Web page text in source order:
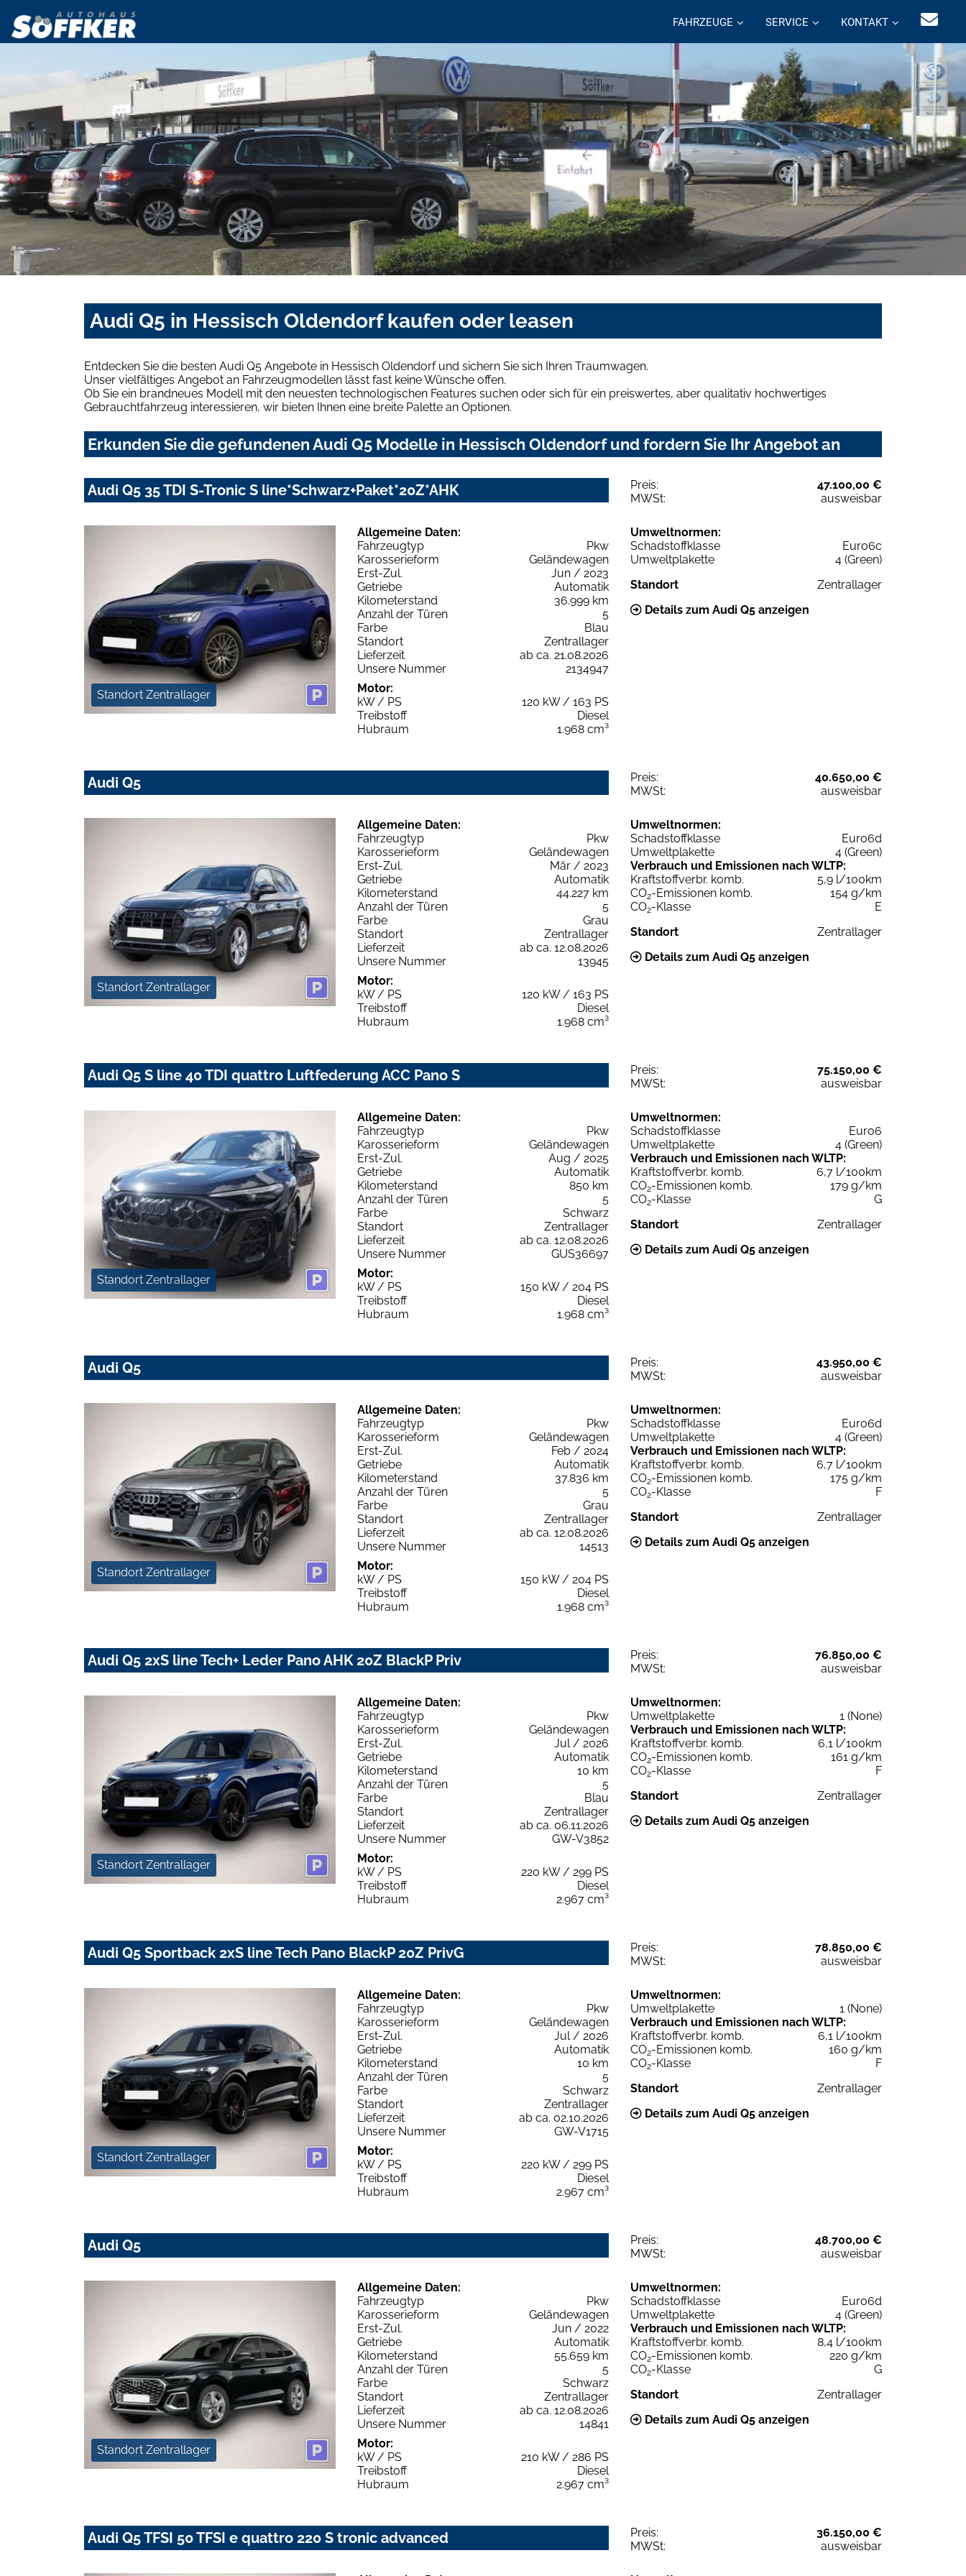
FAHRZEUGE SERVICE KONTAKT
Audi Q5 in Hessisch Oldendorf kaufen oder leasen
Entdecken Sie die besten Audi Q5 Angebote in Hessisch Oldendorf und sichern Sie sich Ihren Traumwagen.
Unser vielfältiges Angebot an Fahrzeugmodellen lässt fast keine Wünsche offen.
Ob Sie ein brandneues Modell mit den neuesten technologischen Features suchen oder sich für ein preiswertes, aber qualitativ hochwertiges
Gebrauchtfahrzeug interessieren, wir bieten Ihnen eine breite Palette an Optionen.
Erkunden Sie die gefundenen Audi Q5 Modelle in Hessisch Oldendorf und fordern Sie Ihr Angebot an
Audi Q5 35 TDI S-Tronic S line*Schwarz+Paket*20Z*AHK Preis:
47.100,00 €
MWSt:
ausweisbar
Standort Zentrallager
Allgemeine Daten:
Fahrzeugtyp
Pkw
Karosserieform
Geländewagen
Erst-Zul.
Jun / 2023
Getriebe
Automatik
Kilometerstand
36.999 km
Anzahl der Türen
5
Farbe
Blau
Standort
Zentrallager
Lieferzeit
ab ca. 21.08.2026
Unsere Nummer
2134947
Motor:
kW / PS
120 kW / 163 PS
Treibstoff
Diesel
Hubraum
1.968 cm³
Umweltnormen:
Schadstoffklasse
Euro6c
Umweltplakette
4 (Green)
Standort
Zentrallager
Details zum Audi Q5 anzeigen
Audi Q5 Preis:
40.650,00 €
MWSt:
ausweisbar
Standort Zentrallager
Allgemeine Daten:
Fahrzeugtyp
Pkw
Karosserieform
Geländewagen
Erst-Zul.
Mär / 2023
Getriebe
Automatik
Kilometerstand
44.227 km
Anzahl der Türen
5
Farbe
Grau
Standort
Zentrallager
Lieferzeit
ab ca. 12.08.2026
Unsere Nummer
13945
Motor:
kW / PS
120 kW / 163 PS
Treibstoff
Diesel
Hubraum
1.968 cm³
Umweltnormen:
Schadstoffklasse
Euro6d
Umweltplakette
4 (Green)
Verbrauch und Emissionen nach WLTP:
Kraftstoffverbr. komb.
5,9 l/100km
CO2-Emissionen komb.
154 g/km
CO2-Klasse
E
Standort
Zentrallager
Details zum Audi Q5 anzeigen
Audi Q5 S line 40 TDI quattro Luftfederung ACC Pano S Preis:
75.150,00 €
MWSt:
ausweisbar
Standort Zentrallager
Allgemeine Daten:
Fahrzeugtyp
Pkw
Karosserieform
Geländewagen
Erst-Zul.
Aug / 2025
Getriebe
Automatik
Kilometerstand
850 km
Anzahl der Türen
5
Farbe
Schwarz
Standort
Zentrallager
Lieferzeit
ab ca. 12.08.2026
Unsere Nummer
GUS36697
Motor:
kW / PS
150 kW / 204 PS
Treibstoff
Diesel
Hubraum
1.968 cm³
Umweltnormen:
Schadstoffklasse
Euro6
Umweltplakette
4 (Green)
Verbrauch und Emissionen nach WLTP:
Kraftstoffverbr. komb.
6,7 l/100km
CO2-Emissionen komb.
179 g/km
CO2-Klasse
G
Standort
Zentrallager
Details zum Audi Q5 anzeigen
Audi Q5 Preis:
43.950,00 €
MWSt:
ausweisbar
Standort Zentrallager
Allgemeine Daten:
Fahrzeugtyp
Pkw
Karosserieform
Geländewagen
Erst-Zul.
Feb / 2024
Getriebe
Automatik
Kilometerstand
37.836 km
Anzahl der Türen
5
Farbe
Grau
Standort
Zentrallager
Lieferzeit
ab ca. 12.08.2026
Unsere Nummer
14513
Motor:
kW / PS
150 kW / 204 PS
Treibstoff
Diesel
Hubraum
1.968 cm³
Umweltnormen:
Schadstoffklasse
Euro6d
Umweltplakette
4 (Green)
Verbrauch und Emissionen nach WLTP:
Kraftstoffverbr. komb.
6,7 l/100km
CO2-Emissionen komb.
175 g/km
CO2-Klasse
F
Standort
Zentrallager
Details zum Audi Q5 anzeigen
Audi Q5 2xS line Tech+ Leder Pano AHK 20Z BlackP Priv Preis:
76.850,00 €
MWSt:
ausweisbar
Standort Zentrallager
Allgemeine Daten:
Fahrzeugtyp
Pkw
Karosserieform
Geländewagen
Erst-Zul.
Jul / 2026
Getriebe
Automatik
Kilometerstand
10 km
Anzahl der Türen
5
Farbe
Blau
Standort
Zentrallager
Lieferzeit
ab ca. 06.11.2026
Unsere Nummer
GW-V3852
Motor:
kW / PS
220 kW / 299 PS
Treibstoff
Diesel
Hubraum
2.967 cm³
Umweltnormen:
Umweltplakette
1 (None)
Verbrauch und Emissionen nach WLTP:
Kraftstoffverbr. komb.
6,1 l/100km
CO2-Emissionen komb.
161 g/km
CO2-Klasse
F
Standort
Zentrallager
Details zum Audi Q5 anzeigen
Audi Q5 Sportback 2xS line Tech Pano BlackP 20Z PrivG Preis:
78.850,00 €
MWSt:
ausweisbar
Standort Zentrallager
Allgemeine Daten:
Fahrzeugtyp
Pkw
Karosserieform
Geländewagen
Erst-Zul.
Jul / 2026
Getriebe
Automatik
Kilometerstand
10 km
Anzahl der Türen
5
Farbe
Schwarz
Standort
Zentrallager
Lieferzeit
ab ca. 02.10.2026
Unsere Nummer
GW-V1715
Motor:
kW / PS
220 kW / 299 PS
Treibstoff
Diesel
Hubraum
2.967 cm³
Umweltnormen:
Umweltplakette
1 (None)
Verbrauch und Emissionen nach WLTP:
Kraftstoffverbr. komb.
6,1 l/100km
CO2-Emissionen komb.
160 g/km
CO2-Klasse
F
Standort
Zentrallager
Details zum Audi Q5 anzeigen
Audi Q5 Preis:
48.700,00 €
MWSt:
ausweisbar
Standort Zentrallager
Allgemeine Daten:
Fahrzeugtyp
Pkw
Karosserieform
Geländewagen
Erst-Zul.
Jun / 2022
Getriebe
Automatik
Kilometerstand
55.659 km
Anzahl der Türen
5
Farbe
Schwarz
Standort
Zentrallager
Lieferzeit
ab ca. 12.08.2026
Unsere Nummer
14841
Motor:
kW / PS
210 kW / 286 PS
Treibstoff
Diesel
Hubraum
2.967 cm³
Umweltnormen:
Schadstoffklasse
Euro6d
Umweltplakette
4 (Green)
Verbrauch und Emissionen nach WLTP:
Kraftstoffverbr. komb.
8,4 l/100km
CO2-Emissionen komb.
220 g/km
CO2-Klasse
G
Standort
Zentrallager
Details zum Audi Q5 anzeigen
Audi Q5 TFSI 50 TFSI e quattro 220 S tronic advanced Preis:
36.150,00 €
MWSt:
ausweisbar